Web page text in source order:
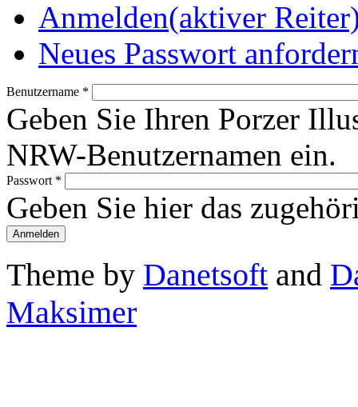
Anmelden(aktiver
Neues Passwort
Benutzername *
Geben Sie Ihren Porzer
NRW-Benutzernamen ein.
Passwort *
Geben Sie hier das
Theme by Danetsoft and
Maksimer